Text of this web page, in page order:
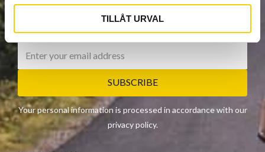
TILLÅT URVAL
NEWSLETTER
SUBSCRIBE
Your personal information is processed in accordance with our
privacy policy.